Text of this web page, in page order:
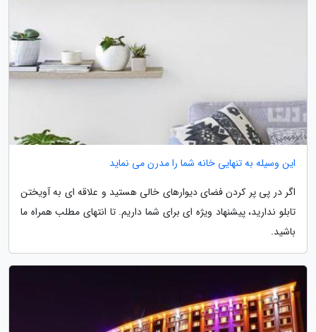
این وسیله به تنهایی خانه شما را مدرن می نماید
اگر در پی پر کردن فضای دیوارهای خالی هستید و علاقه ای به آویختن
تابلو ندارید، پیشنهاد ویژه ای برای شما داریم. تا انتهای مطلب همراه ما
باشید.